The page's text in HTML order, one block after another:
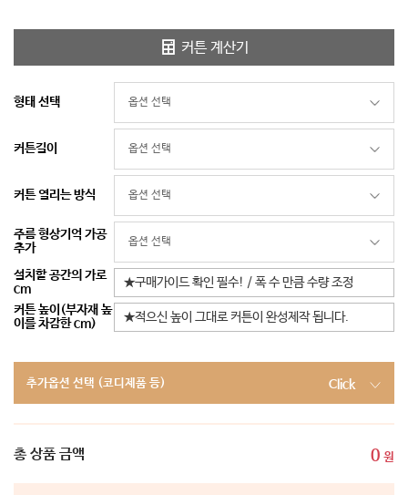
커튼 계산기
형태 선택
커튼길이
커튼 열리는 방식
주름 형상기억 가공
추가
설치할 공간의 가로
cm
커튼 높이(부자재 높
이를 차감한 cm)
추가옵션 선택 (코디제품 등) Click
총 상품 금액 0 원